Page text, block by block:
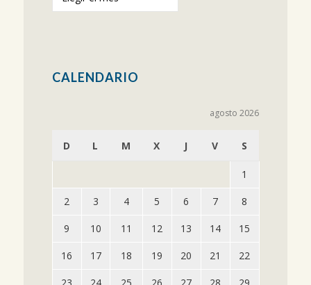
anteriores
CALENDARIO
agosto 2026
D L M X J V S
1
2 3 4 5 6 7 8
9 10 11 12 13 14 15
16 17 18 19 20 21 22
23 24 25 26 27 28 29